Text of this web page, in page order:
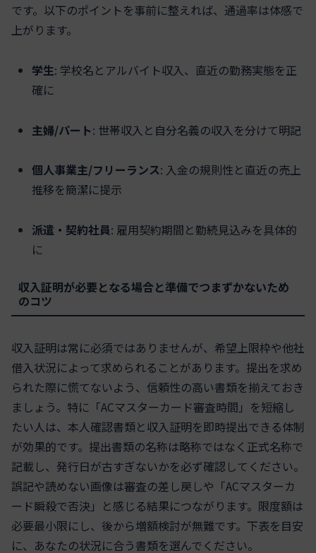
です。以下のポイントを事前に整えれば、通過率は体感で
上がります。
学生: 学校名とアルバイト収入、直近の勤務実態を正
確に
主婦/パート: 世帯収入と自分名義の収入を分けて明記
個人事業主/フリーランス: 入金の規則性と直近の売上
推移を簡潔に提示
派遣・契約社員: 雇用契約期間と勤続見込みを具体的
に
収入証明が必要となる場合と準備でつまずかないため
のコツ
収入証明は常に必須ではありませんが、希望上限枠や他社
借入状況によって求められることがあります。提出を求め
られた際に慌てないよう、信頼性の高い書類を揃えておき
ましょう。特に「ACマスターカード審査時間」を短縮し
たい人は、本人確認書類と収入証明を即時提出できる体制
が効果的です。提出書類の名称は略称ではなく正式名称で
記載し、発行日が古すぎないかを必ず確認してください。
誤記や読めない画像は審査の差し戻しや「ACマスターカ
ード瞬殺で否決」と感じる結果につながります。限度額は
必要最小限にし、後から増額検討が無難です。下表を目安
に、あなたの状況に合う書類を選んでください。